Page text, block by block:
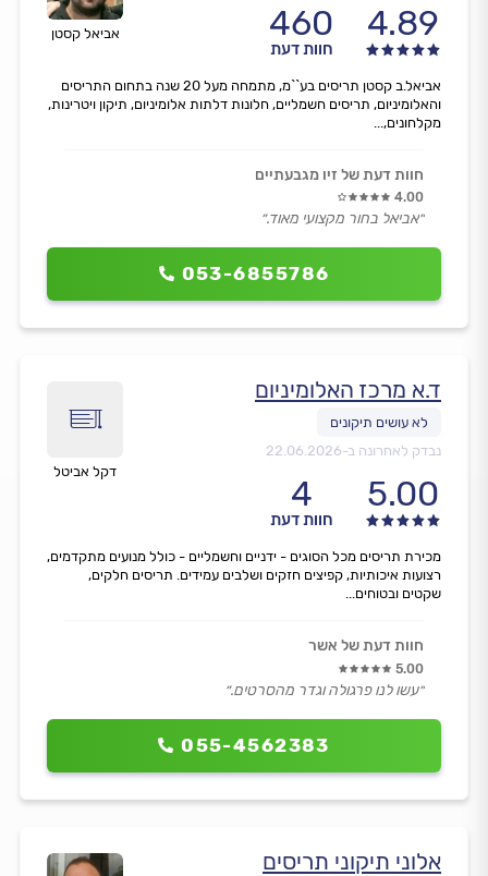
אביאל קסטן 4.89
460
חוות דעת
053-6855786
אביאל.ב קסטן תריסים בע``מ, מתמחה מעל 20 שנה בתחום התריסים
והאלומיניום, תריסים חשמליים, חלונות דלתות אלומיניום, תיקון ויטרינות,
מקלחונים,...
חוות דעת של זיו מגבעתיים
4.00
״אביאל בחור מקצועי מאוד.״
דקל אביטל
ד.א מרכז האלומיניום
נבדק לאחרונה ב-22.06.2026
5.00
4
חוות דעת
055-4562383
מכירת תריסים מכל הסוגים - ידניים וחשמליים - כולל מנועים מתקדמים,
רצועות איכותיות, קפיצים חזקים ושלבים עמידים. תריסים חלקים,
שקטים ובטוחים...
חוות דעת של אשר
5.00
״עשו לנו פרגולה וגדר מהסרטים.״
אלוני תיקוני תריסים